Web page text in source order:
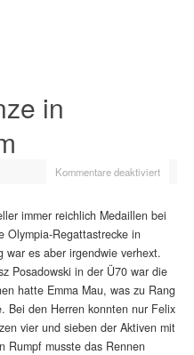
in
Kommentare deaktiviert
immer reichlich Medaillen bei
Olympia-Regattastrecke in
war es aber irgendwie verhext.
Posadowski in der Ü70 war die
hatte Emma Mau, was zu Rang
Bei den Herren konnten nur Felix
vier und sieben der Aktiven mit
Rumpf musste das Rennen